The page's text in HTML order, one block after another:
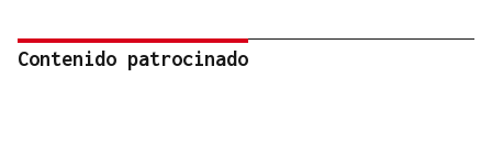
Contenido patrocinado